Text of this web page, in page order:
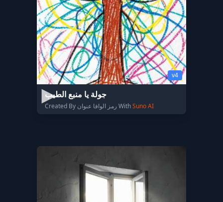
v4
جولة يا منبع الطيب
Created By رمز الوافا عنوان WithSuno AI